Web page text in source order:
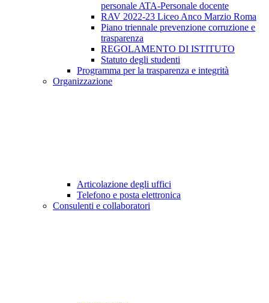
personale ATA-Personale docente
RAV 2022-23 Liceo Anco Marzio Roma
Piano triennale prevenzione corruzione e
trasparenza
REGOLAMENTO DI ISTITUTO
Statuto degli studenti
Programma per la trasparenza e integrità
Organizzazione
Articolazione degli uffici
Telefono e posta elettronica
Consulenti e collaboratori